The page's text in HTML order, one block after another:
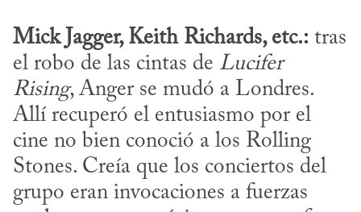
Mick Jagger, Keith Richards, etc.: tras
el robo de las cintas de Lucifer
Rising, Anger se mudó a Londres.
Allí recuperó el entusiasmo por el
cine no bien conoció a los Rolling
Stones. Creía que los conciertos del
grupo eran invocaciones a fuerzas